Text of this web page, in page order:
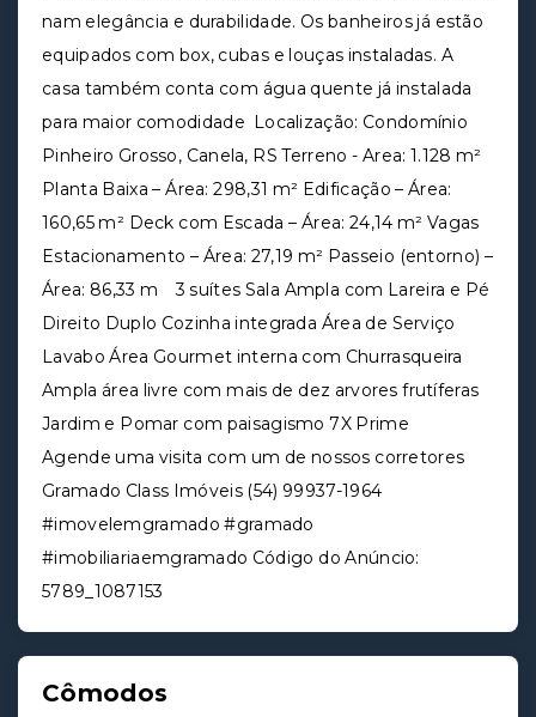
nam elegância e durabilidade. Os banheiros já estão
equipados com box, cubas e louças instaladas. A
casa também conta com água quente já instalada
para maior comodidade Localização: Condomínio
Pinheiro Grosso, Canela, RS Terreno - Area: 1.128 m²
Planta Baixa – Área: 298,31 m² Edificação – Área:
160,65 m² Deck com Escada – Área: 24,14 m² Vagas
Estacionamento – Área: 27,19 m² Passeio (entorno) –
Área: 86,33 m 3 suítes Sala Ampla com Lareira e Pé
Direito Duplo Cozinha integrada Área de Serviço
Lavabo Área Gourmet interna com Churrasqueira
Ampla área livre com mais de dez arvores frutíferas
Jardim e Pomar com paisagismo 7X Prime
Agende uma visita com um de nossos corretores
Gramado Class Imóveis (54) 99937-1964
#imovelemgramado #gramado
#imobiliariaemgramado Código do Anúncio:
5789_1087153
Cômodos